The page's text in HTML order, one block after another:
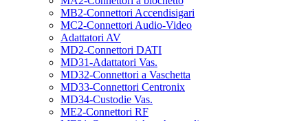
MB2-Connettori Accendisigari
MC2-Connettori Audio-Video
Adattatori AV
MD2-Connettori DATI
MD31-Adattatori Vas.
MD32-Connettori a Vaschetta
MD33-Connettori Centronix
MD34-Custodie Vas.
ME2-Connettori RF